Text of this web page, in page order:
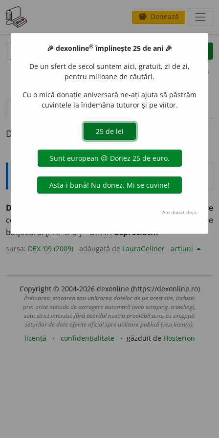
savings Donează
clear
opțiuni
definiții (1) pronunțievolume_up (1)
Definiția cu ID-ul 857848:
Explicative DEX
DEPRECIAT
Care arată lipsă de
considerație sau dispreț, care conține o notă de
batjocură. [Pr.:-ci-a-] – Dinfr.dépréciatif.
sursa: DEX '09 (2009) adăugată de LauraGellner acțiuni
Copyright © 2004-2026 dexonline (https://dexonline.ro)
Preluarea, stocarea sau utilizarea datelor de pe acest site, inclusiv
prin orice metode de extragere automată (web scraping, crawling),
sunt strict interzise fără acordul nostru prealabil scris, cu excepția
seturilor de date oferite oficial spre utilizare publică (vezi licența).
licență confidențialitate găzduit de Hosterion
🎉 dexonline® împlinește 25 de ani 🎉
De un sfert de secol suntem aici, gratuit, zi de zi,
pentru milioane de căutări.
Cu o mică donație aniversară ne-ați ajuta să păstrăm
cuvintele la îndemâna tuturor și pe viitor.
Am donat deja.